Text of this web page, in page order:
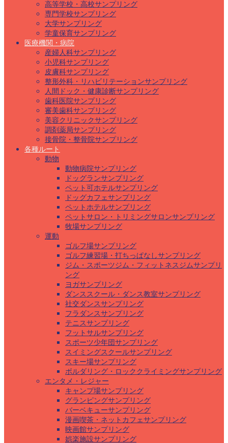
高等学校・高校サンプリング
専門学校サンプリング
大学サンプリング
学童保育サンプリング
医療機関・病院
産婦人科サンプリング
小児科サンプリング
皮膚科サンプリング
整形外科・リハビリテーションサンプリング
人間ドック・健康診断サンプリング
歯科医院サンプリング
審美歯科サンプリング
美容クリニックサンプリング
調剤薬局サンプリング
接骨院・整骨院サンプリング
各種ルート
動物
動物病院サンプリング
ドッグランサンプリング
ペット可ホテルサンプリング
ドッグカフェサンプリング
ペットホテルサンプリング
ペットサロン・トリミングサロンサンプリング
牧場サンプリング
運動
ゴルフ場サンプリング
ゴルフ練習場・打ちっぱなしサンプリング
ジム・スポーツジム・フィットネスジムサンプリ
ング
ヨガサンプリング
ダンススクール・ダンス教室サンプリング
社交ダンスサンプリング
フラダンスサンプリング
テニスサンプリング
フットサルサンプリング
スポーツ少年団サンプリング
スイミングスクールサンプリング
スキー場サンプリング
ボルダリング・ロッククライミングサンプリング
エンタメ・レジャー
キャンプ場サンプリング
グランピングサンプリング
バーベキューサンプリング
漫画喫茶・ネットカフェサンプリング
映画館サンプリング
娯楽施設サンプリング